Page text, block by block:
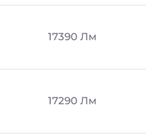
17390 Лм
17290 Лм